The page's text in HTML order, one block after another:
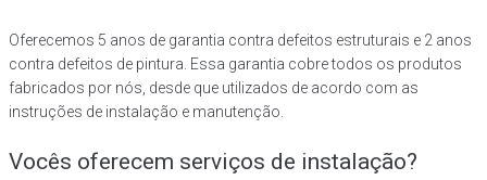
Oferecemos 5 anos de garantia contra defeitos estruturais e 2 anos
contra defeitos de pintura. Essa garantia cobre todos os produtos
fabricados por nós, desde que utilizados de acordo com as
instruções de instalação e manutenção.
Vocês oferecem serviços de instalação?